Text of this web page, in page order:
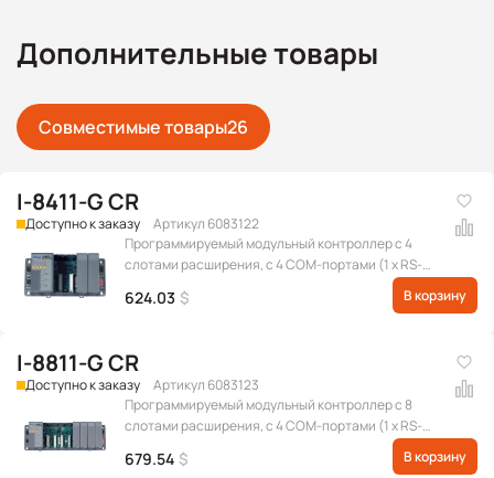
Дополнительные товары
Совместимые товары26
I-8411-G CR
Доступно к заказу
Артикул 6083122
Программируемый модульный контроллер с 4
слотами расширения, с 4 COM-портами (1 x RS-
232 для обновления прошивки, 1 x RS-485, 1 x RS-
232/RS-485, 1 x RS-232), серого цвета
624.03 $ В корзину
I-8811-G CR
Доступно к заказу
Артикул 6083123
Программируемый модульный контроллер с 8
слотами расширения, с 4 COM-портами (1 x RS-
232 для обновления прошивки, 1 x RS-485, 1 x RS-
232/RS-485, 1 x RS-232), серого цвета
679.54 $ В корзину